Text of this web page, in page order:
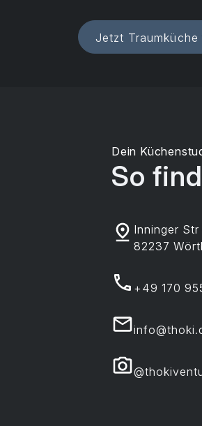
Jetzt Traumküche
Dein
So
Inninger Str
82237
+49 170